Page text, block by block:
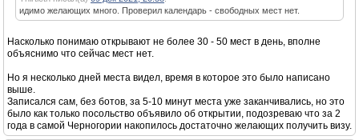
идимо желающих много. Проверил календарь - свободных мест нет.
Насколько понимаю открывают не более 30 - 50 мест в день, вполне
объяснимо что сейчас мест нет.
Но я несколько дней места видел, время в которое это было написано
выше.
Записался сам, без ботов, за 5-10 минут места уже заканчивались, но это
было как только посольство объявило об открытии, подозреваю что за 2
года в самой Черногории накопилось достаточно желающих получить визу.